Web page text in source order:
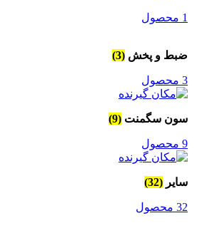
1 محصول
ضبط و پخش (3)
3 محصول
سون سگمنت (9)
9 محصول
سایر (32)
32 محصول